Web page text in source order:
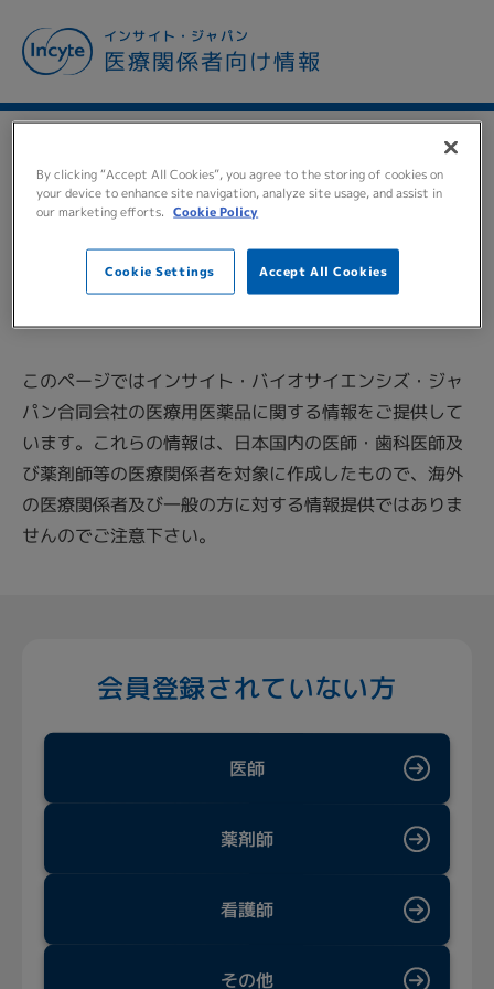
ン
インサイト・ジャパン
医療関係者向け情報
TO ALL MEDICAL
PERSONNEL医療関係者の
皆様へ
このページではインサイト・バイオサイエンシズ・ジャ
パン合同会社の医療用医薬品に関する情報をご提供して
います。これらの情報は、日本国内の医師・歯科医師及
び薬剤師等の医療関係者を対象に作成したもので、海外
の医療関係者及び一般の方に対する情報提供ではありま
せんのでご注意下さい。
会員登録されていない方
医師
薬剤師
看護師
その他
By clicking “Accept All Cookies”, you agree to the storing of cookies on
your device to enhance site navigation, analyze site usage, and assist in
our marketing efforts. Cookie Policy
Cookie Settings Accept All Cookies